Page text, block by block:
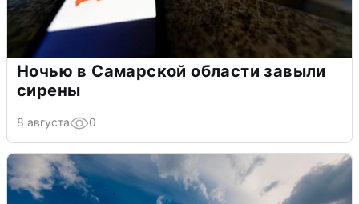
Ночью в Самарской области завыли
сирены
8 августа 0